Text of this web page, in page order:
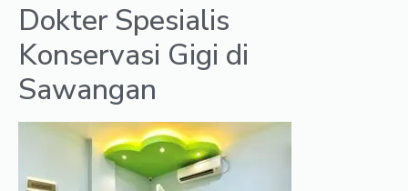
Dokter Spesialis
Konservasi Gigi di
Sawangan